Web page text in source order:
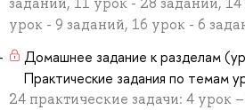
урок - 9 заданий, 16 урок - 6
Домашнее задание к разделам
Практические задания по темам
24 практические задачи: 4 урок